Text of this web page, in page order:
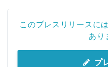
このプレスリリースに
あり
プ